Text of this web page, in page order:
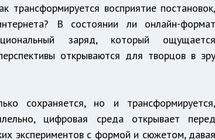
трансформируется восприятие постановок,
В состоянии ли онлайн-формат
заряд, который ощущается
открываются для творцов в эру
сохраняется, но и трансформируется,
цифровая среда открывает перед
экспериментов с формой и сюжетом, давая